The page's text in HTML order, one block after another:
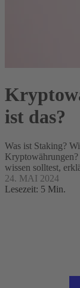
ist das?
Was ist Staking?
Kryptowährungen?
wissen solltest,
24. MAI 2024
Lesezeit: 5 Min.